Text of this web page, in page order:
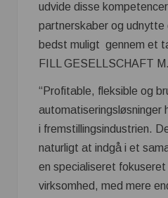
udvide disse
partnerskaber og udnytte
bedst muligt gennem et
FILL GESELLSCHAFT
“Profitable, fleksible og
automatiseringsløsninger
i fremstillingsindustrien.
naturligt at indgå i et
en specialiseret
virksomhed, med mere